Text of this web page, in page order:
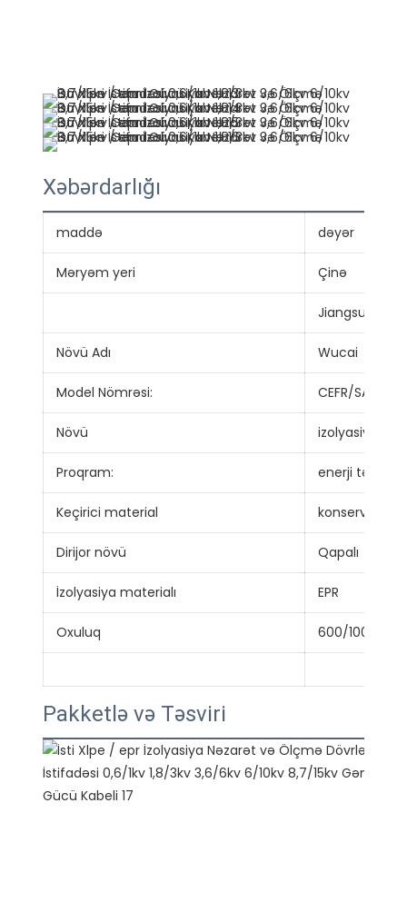
Xəbərdarlığı
maddə dəyər
Məryəm yeri Çinə
Jiangsu
Növü Adı Wucai
Model Nömrəsi: CEFR/SA
Növü izolyasiya
Proqram: enerji
Keçirici material
Dirijor növü Qapalı
İzolyasiya materialı EPR
Oxuluq 600/1000V
Pakketlə və Təsviri